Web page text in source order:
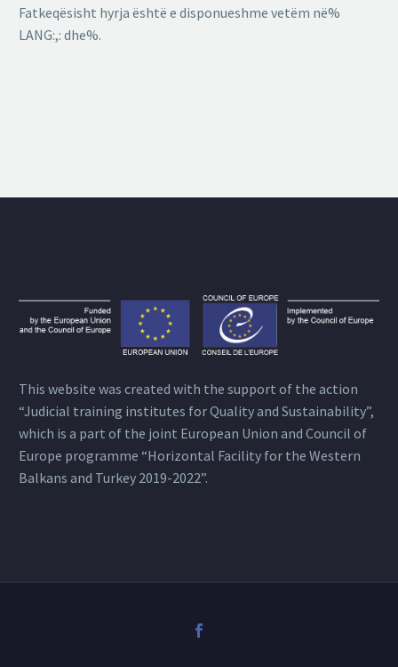
Fatkeqësisht hyrja është e disponueshme vetëm në%
LANG:,: dhe%.
This website was created with the support of the action
“Judicial training institutes for Quality and Sustainability”,
which is a part of the joint European Union and Council of
Europe programme “Horizontal Facility for the Western
Balkans and Turkey 2019-2022”.